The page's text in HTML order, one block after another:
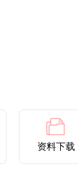
资料下载